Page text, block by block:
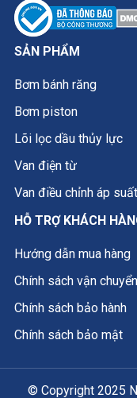
SẢN PHẨM
Bơm bánh răng
Bơm piston
Lõi lọc dầu thủy lực
Van điện từ
Van điều chỉnh áp suất
HỖ TRỢ KHÁCH
Hướng dẫn mua hàng
Chính sách vận chuyển
Chính sách bảo hành
Chính sách bảo mật
© Copyright 2025